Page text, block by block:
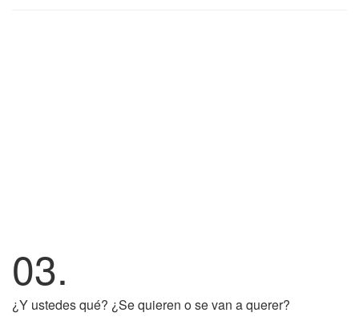
03.
¿Y ustedes qué? ¿Se quieren o se van a querer?